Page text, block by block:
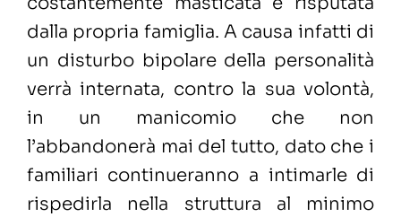
dalla propria famiglia. A causa infatti di
un disturbo bipolare della personalità
verrà internata, contro la sua volontà,
in un manicomio che non
l’abbandonerà mai del tutto, dato che i
familiari continueranno a intimarle di
rispedirla nella struttura al minimo